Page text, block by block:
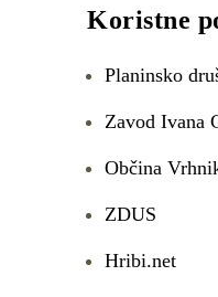
Koristne
Planinsko
Zavod Ivana
Občina
ZDUS
Hribi.net